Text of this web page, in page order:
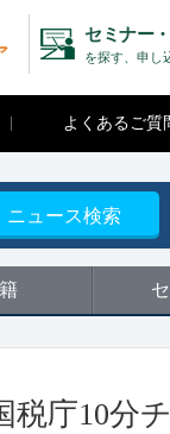
セミナー
を探す、申し
よくあるご質
ニュース検索
税庁10分